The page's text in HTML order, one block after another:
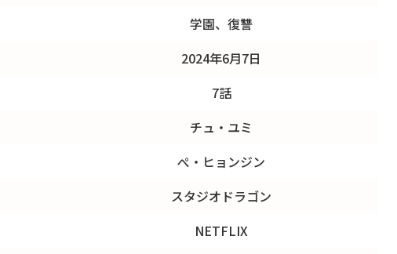
学園、復讐
2024年6月7日
7話
チュ・ユミ
ぺ・ヒョンジン
スタジオドラゴン
NETFLIX